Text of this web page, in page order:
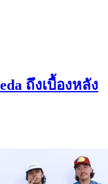
ถึงเบื้องหลัง